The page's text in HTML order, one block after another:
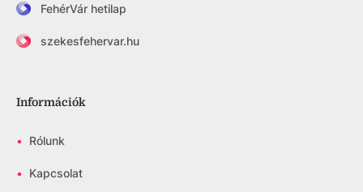
FehérVár hetilap
szekesfehervar.hu
Információk
• Rólunk
• Kapcsolat